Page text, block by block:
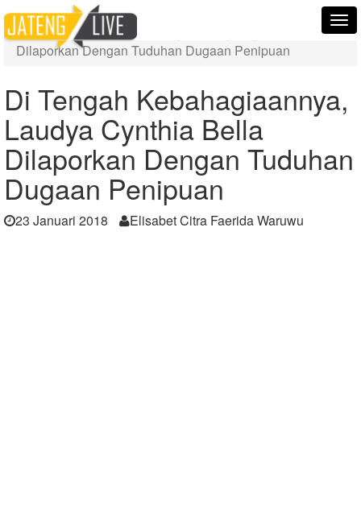
Home
Berita
Di Tengah Kebahagiaannya, Laudya Cynthia Bella
Dilaporkan Dengan Tuduhan Dugaan Penipuan
Di Tengah Kebahagiaannya,
Laudya Cynthia Bella
Dilaporkan Dengan Tuduhan
Dugaan Penipuan
23 Januari 2018 Elisabet Citra Faerida Waruwu